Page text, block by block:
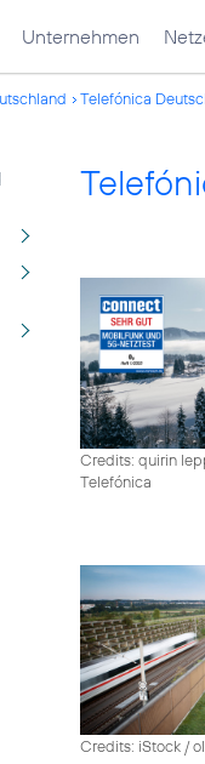
Unternehmen
Telefónica
Credits: quirin
Telefónica
Credits: iStock /